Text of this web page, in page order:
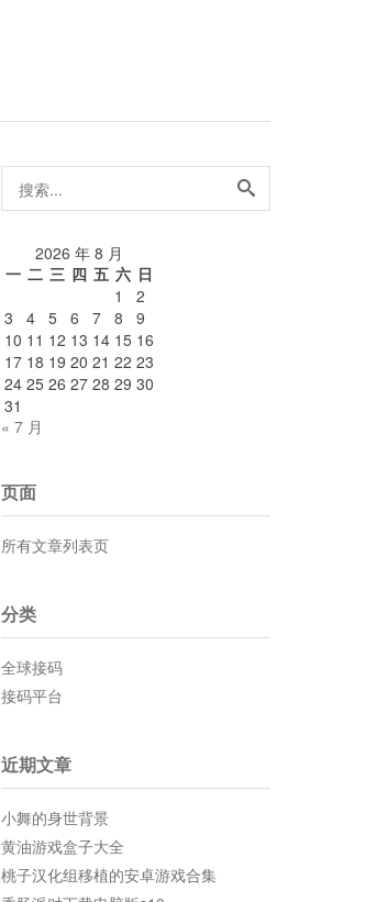
搜
索...
2026 年 8 月
一 二 三 四 五 六 日
1
2
3
4 5 6 7 8
9
10 11 12 13 14 15 16
17 18 19 20 21 22 23
24 25 26 27 28 29 30
31
« 7 月
页面
所有文章列表页
分类
全球接码
接码平台
近期文章
小舞的身世背景
黄油游戏盒子大全
桃子汉化组移植的安卓游戏合集